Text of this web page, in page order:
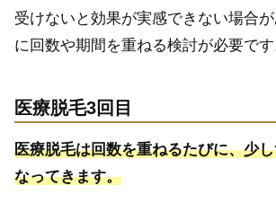
受けないと効果が実感できない場合
に回数や期間を重ねる検討が必要です
医療脱毛3回目
医療脱毛は回数を重ねるたびに、少
なってきます。